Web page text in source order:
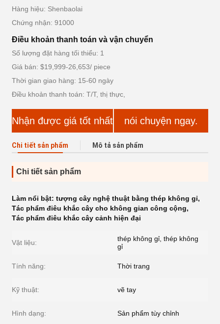
Hàng hiệu: Shenbaolai
Chứng nhận: 91000
Điều khoản thanh toán và vận chuyển
Số lượng đặt hàng tối thiểu: 1
Giá bán: $19,999-26,653/ piece
Thời gian giao hàng: 15-60 ngày
Điều khoản thanh toán: T/T, thị thực,
Nhận được giá tốt nhất nói chuyện ngay.
Chi tiết sản phẩm Mô tả sản phẩm
Chi tiết sản phẩm
Làm nổi bật: tượng cây nghệ thuật bằng thép không gỉ,
Tác phẩm điêu khắc cây cho không gian công cộng,
Tác phẩm điêu khắc cây cảnh hiện đại
Vật liệu:
thép không gỉ, thép không
gỉ
Tính năng: Thời trang
Kỹ thuật: vẽ tay
Hình dạng: Sản phẩm tùy chỉnh